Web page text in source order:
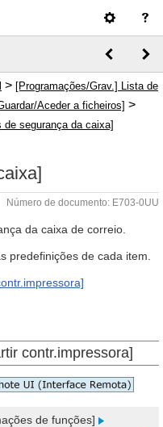
> [Programações/Grav.] Lista de
Aceder a ficheiros] >
de segurança da caixa]
Número de documento: E703-0UU
da caixa de correio.
predefinições de cada item.
contr.impressora]
de funções]